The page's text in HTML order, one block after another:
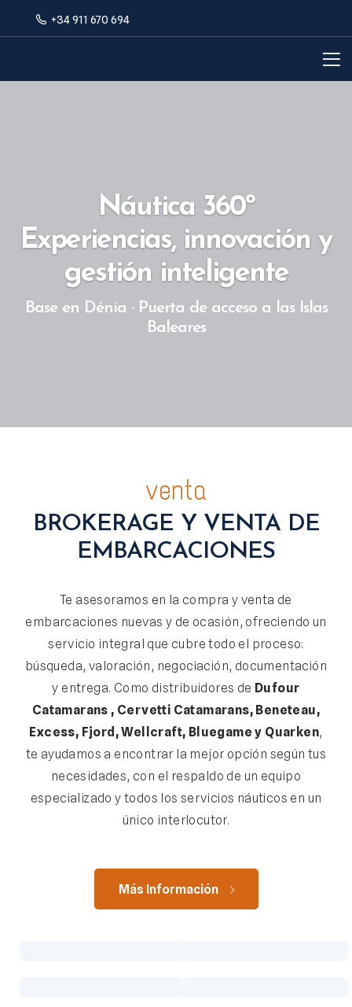
+34 911 670 694
Náutica 360º
Experiencias, innovación y
gestión inteligente
Base en Dénia · Puerta de acceso a las Islas
Baleares
venta
BROKERAGE Y VENTA DE
EMBARCACIONES
Te asesoramos en la compra y venta de
embarcaciones nuevas y de ocasión, ofreciendo un
servicio integral que cubre todo el proceso:
búsqueda, valoración, negociación, documentación
y entrega. Como distribuidores de Dufour
Catamarans , Cervetti Catamarans, Beneteau,
Excess, Fjord, Wellcraft, Bluegame y Quarken,
te ayudamos a encontrar la mejor opción según tus
necesidades, con el respaldo de un equipo
especializado y todos los servicios náuticos en un
único interlocutor.
Más Información